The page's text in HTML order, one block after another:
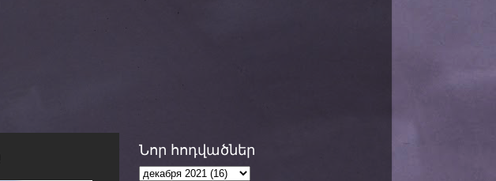
Նոր հոդվածներ